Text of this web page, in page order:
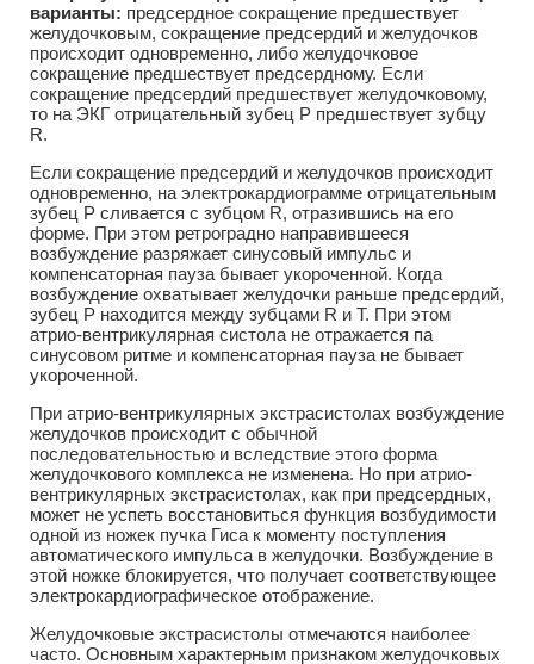
варианты: предсердное сокращение предшествует
желудочковым, сокращение предсердий и желудочков
происходит одновременно, либо желудочковое
сокращение предшествует предсердному. Если
сокращение предсердий предшествует желудочковому,
то на ЭКГ отрицательный зубец Р предшествует зубцу
R.
Если сокращение предсердий и желудочков происходит
одновременно, на электрокардиограмме отрицательным
зубец Р сливается с зубцом R, отразившись на его
форме. При этом ретроградно направившееся
возбуждение разряжает синусовый импульс и
компенсаторная пауза бывает укороченной. Когда
возбуждение охватывает желудочки раньше предсердий,
зубец Р находится между зубцами R и Т. При этом
атрио-вентрикулярная систола не отражается па
синусовом ритме и компенсаторная пауза не бывает
укороченной.
При атрио-вентрикулярных экстрасистолах возбуждение
желудочков происходит с обычной
последовательностью и вследствие этого форма
желудочкового комплекса не изменена. Но при атрио-
вентрикулярных экстрасистолах, как при предсердных,
может не успеть восстановиться функция возбудимости
одной из ножек пучка Гиса к моменту поступления
автоматического импульса в желудочки. Возбуждение в
этой ножке блокируется, что получает соответствующее
электрокардиографическое отображение.
Желудочковые экстрасистолы отмечаются наиболее
часто. Основным характерным признаком желудочковых